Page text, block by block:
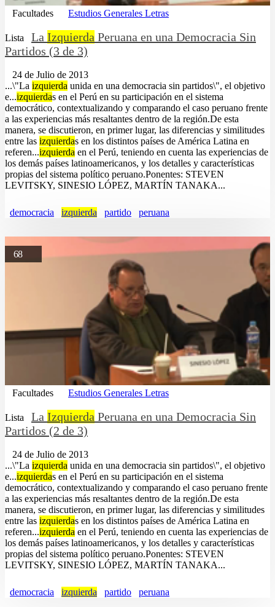
Facultades Estudios Generales Letras
Lista La Izquierda Peruana en una Democracia Sin
Partidos (3 de 3)
24 de Julio de 2013
...\"La izquierda unida en una democracia sin partidos\", el objetivo
e...izquierdas en el Perú en su participación en el sistema
democrático, contextualizando y comparando el caso peruano frente
a las experiencias más resaltantes dentro de la región.De esta
manera, se discutieron, en primer lugar, las diferencias y similitudes
entre las izquierdas en los distintos países de América Latina en
referen...izquierda en el Perú, teniendo en cuenta las experiencias de
los demás países latinoamericanos, y los detalles y características
propias del sistema político peruano.Ponentes: STEVEN
LEVITSKY, SINESIO LÓPEZ, MARTÍN TANAKA...
democracia izquierda partido peruana
68
Facultades Estudios Generales Letras
Lista La Izquierda Peruana en una Democracia Sin
Partidos (2 de 3)
24 de Julio de 2013
...\"La izquierda unida en una democracia sin partidos\", el objetivo
e...izquierdas en el Perú en su participación en el sistema
democrático, contextualizando y comparando el caso peruano frente
a las experiencias más resaltantes dentro de la región.De esta
manera, se discutieron, en primer lugar, las diferencias y similitudes
entre las izquierdas en los distintos países de América Latina en
referen...izquierda en el Perú, teniendo en cuenta las experiencias de
los demás países latinoamericanos, y los detalles y características
propias del sistema político peruano.Ponentes: STEVEN
LEVITSKY, SINESIO LÓPEZ, MARTÍN TANAKA...
democracia izquierda partido peruana